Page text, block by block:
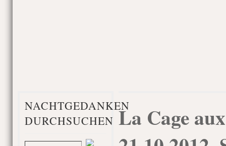
NACHTGEDANKEN
DURCHSUCHEN La Cage